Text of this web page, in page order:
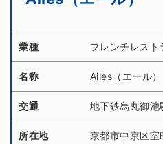
業種 フレンチレスト
名称 Ailes（エール）
交通 地下鉄烏丸御池
所在地
京都市中京区